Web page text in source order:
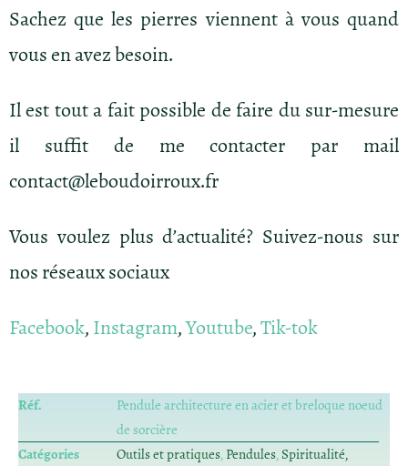
Sachez que les pierres viennent à vous quand
vous en avez besoin.
Il est tout a fait possible de faire du sur-mesure
il suffit de me contacter par mail
contact@leboudoirroux.fr
Vous voulez plus d’actualité? Suivez-nous sur
nos réseaux sociaux
Facebook,Instagram,Youtube,Tik-tok
Réf.
Pendule architecture en acier et breloque noeud
de sorcière
Catégories
Outils et pratiques,Pendules,Spiritualité,